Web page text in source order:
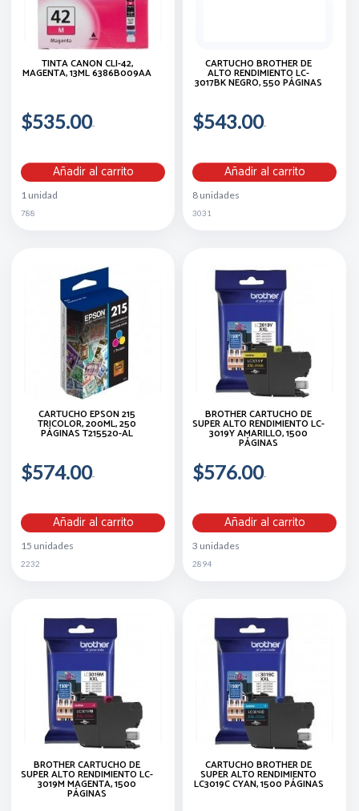
TINTA CANON CLI-42,
MAGENTA, 13ML 6386B009AA
$535.00
Añadir al carrito
1 unidad
788
CARTUCHO BROTHER DE
ALTO RENDIMIENTO LC-
3017BK NEGRO, 550 PÁGINAS
$543.00
Añadir al carrito
8 unidades
3031
CARTUCHO EPSON 215
TRICOLOR, 200ML, 250
PÁGINAS T215520-AL
$574.00
Añadir al carrito
15 unidades
2232
BROTHER CARTUCHO DE
SUPER ALTO RENDIMIENTO LC-
3019Y AMARILLO, 1500
PÁGINAS
$576.00
Añadir al carrito
3 unidades
2894
BROTHER CARTUCHO DE
SUPER ALTO RENDIMIENTO LC-
3019M MAGENTA, 1500
PÁGINAS
CARTUCHO BROTHER DE
SUPER ALTO RENDIMIENTO
LC3019C CYAN, 1500 PÁGINAS